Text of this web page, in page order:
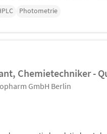
Photometrie
Chemietechniker
GmbH Berlin